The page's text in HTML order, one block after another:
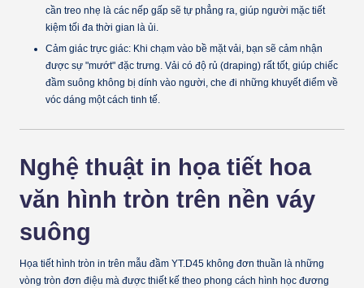
cần treo nhẹ là các nếp gấp sẽ tự phẳng ra, giúp người mặc tiết
kiệm tối đa thời gian là ủi.
Cảm giác trực giác: Khi chạm vào bề mặt vải, bạn sẽ cảm nhận
được sự "mướt" đặc trưng. Vải có độ rủ (draping) rất tốt, giúp chiếc
đầm suông không bị dính vào người, che đi những khuyết điểm về
vóc dáng một cách tinh tế.
Nghệ thuật in họa tiết hoa
văn hình tròn trên nền váy
suông
Họa tiết hình tròn in trên mẫu đầm YT.D45 không đơn thuần là những
vòng tròn đơn điệu mà được thiết kế theo phong cách hình học đương